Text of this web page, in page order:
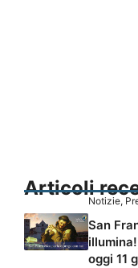
Articoli
Notizie,
San
oggi 11